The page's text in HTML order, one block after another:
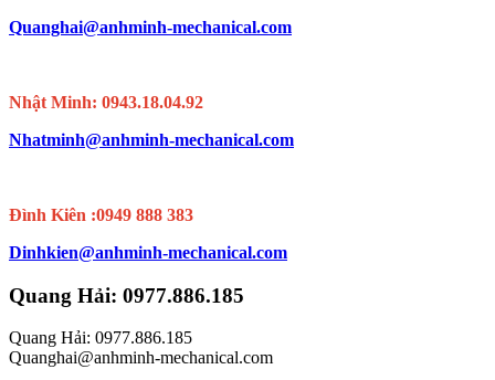
Quanghai@anhminh-mechanical.com
Nhật Minh: 0943.18.04.92
Nhatminh@anhminh-mechanical.com
Đình Kiên :0949 888 383
Dinhkien@anhminh-mechanical.com
Quang Hải: 0977.886.185
Quang Hải: 0977.886.185
Quanghai@anhminh-mechanical.com